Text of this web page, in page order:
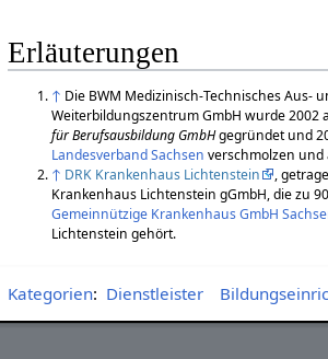
Erläuterungen
↑ Die BWM Medizinisch-Technisches Aus-
Weiterbildungszentrum GmbH wurde 2002
für Berufsausbildung GmbHgegründet und
Landesverband Sachsen verschmolzen
↑ DRK Krankenhaus Lichtenstein
,
Krankenhaus Lichtenstein gGmbH, die zu
Gemeinnützige Krankenhaus GmbH
Lichtenstein gehört.
Kategorien: Dienstleister